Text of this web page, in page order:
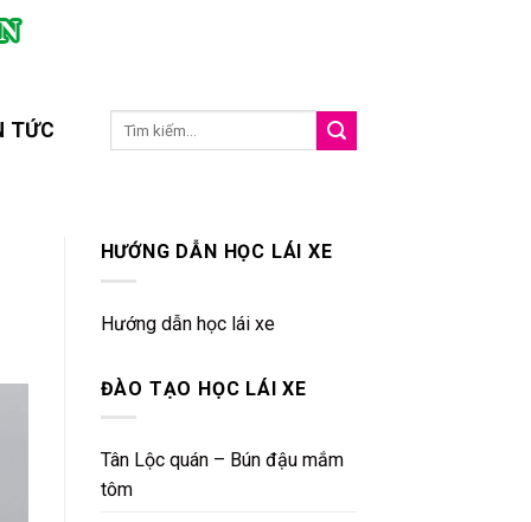
TỨC
HƯỚNG DẪN HỌC LÁI XE
Hướng dẫn học lái xe
ĐÀO TẠO HỌC LÁI XE
Tân Lộc quán – Bún đậu mắm
tôm